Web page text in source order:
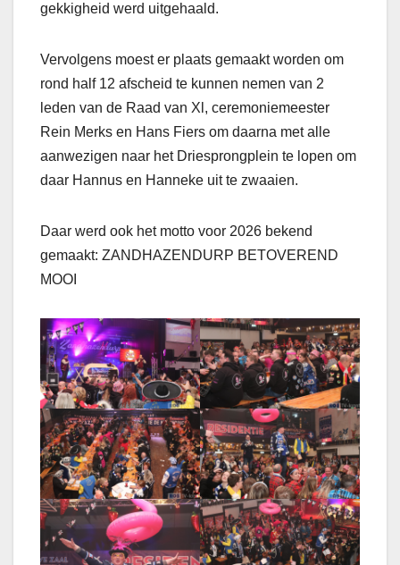
gekkigheid werd uitgehaald.
Vervolgens moest er plaats gemaakt worden om
rond half 12 afscheid te kunnen nemen van 2
leden van de Raad van Xl, ceremoniemeester
Rein Merks en Hans Fiers om daarna met alle
aanwezigen naar het Driesprongplein te lopen om
daar Hannus en Hanneke uit te zwaaien.
Daar werd ook het motto voor 2026 bekend
gemaakt: ZANDHAZENDURP BETOVEREND
MOOI